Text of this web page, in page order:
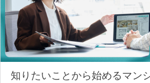
知りたいことから始めるマン